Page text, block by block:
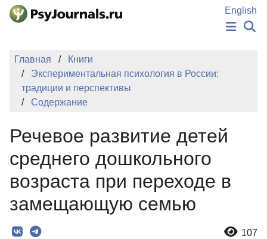
Перейти к основному содержанию
English
ПОДАТЬ РУКОПИСЬ
Регистрация
Вход
Главная
Книги
Экспериментальная психология в России:
традиции и перспективы
Содержание
Речевое развитие детей
среднего дошкольного
возраста при переходе в
замещающую семью
107